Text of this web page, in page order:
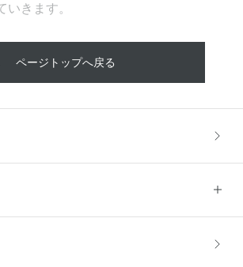
いきます。
ページトップへ戻る